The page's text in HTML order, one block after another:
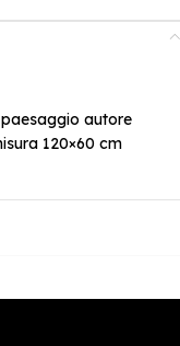
autore
120×60 cm